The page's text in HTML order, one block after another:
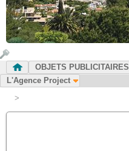
OBJETS PUBLICITAIRES
L'Agence Project
>